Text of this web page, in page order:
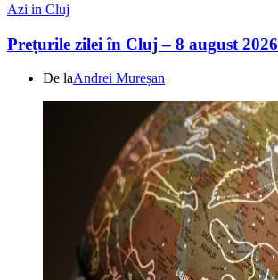
Azi in Cluj
Prețurile zilei în Cluj – 8 august 2026
De laAndrei Mureșan